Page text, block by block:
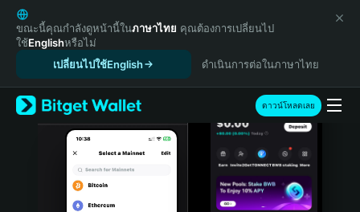
English
日本語
Tiếng Việt
Español (Latinoamérica)
Türkçe
Italiano
ขณะนี้คุณกำลังดูหน้านี้ในภาษาไทย คุณต้องการเปลี่ยนไป
ใช้Englishหรือไม่
เปลี่ยนไปใช้English
ดำเนินการต่อในภาษาไทย
ดาวน์โหลดเลย